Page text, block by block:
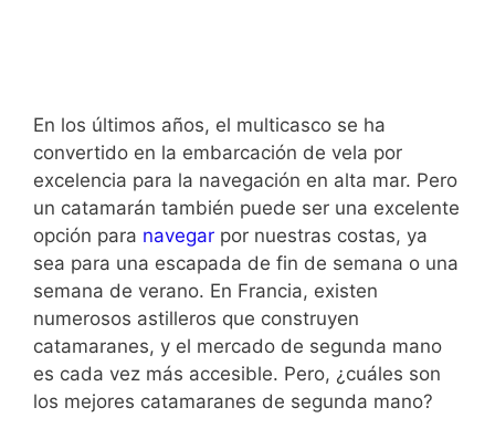
En los últimos años, el multicasco se ha
convertido en la embarcación de vela por
excelencia para la navegación en alta mar. Pero
un catamarán también puede ser una excelente
opción para navegar por nuestras costas, ya
sea para una escapada de fin de semana o una
semana de verano. En Francia, existen
numerosos astilleros que construyen
catamaranes, y el mercado de segunda mano
es cada vez más accesible. Pero, ¿cuáles son
los mejores catamaranes de segunda mano?